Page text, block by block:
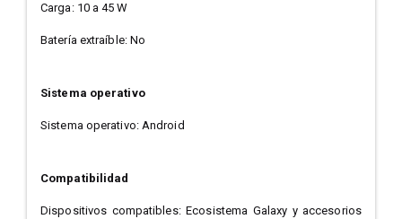
Carga: 10 a 45 W
Batería extraíble: No
Sistema operativo
Sistema operativo: Android
Compatibilidad
Dispositivos compatibles: Ecosistema Galaxy y accesorios